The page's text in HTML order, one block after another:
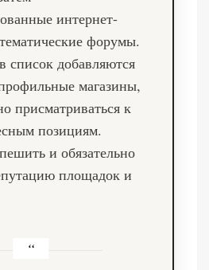
интернет-
форумы.
список добавляются
магазины,
присматриваться к
позициям.
и обязательно
площадок и